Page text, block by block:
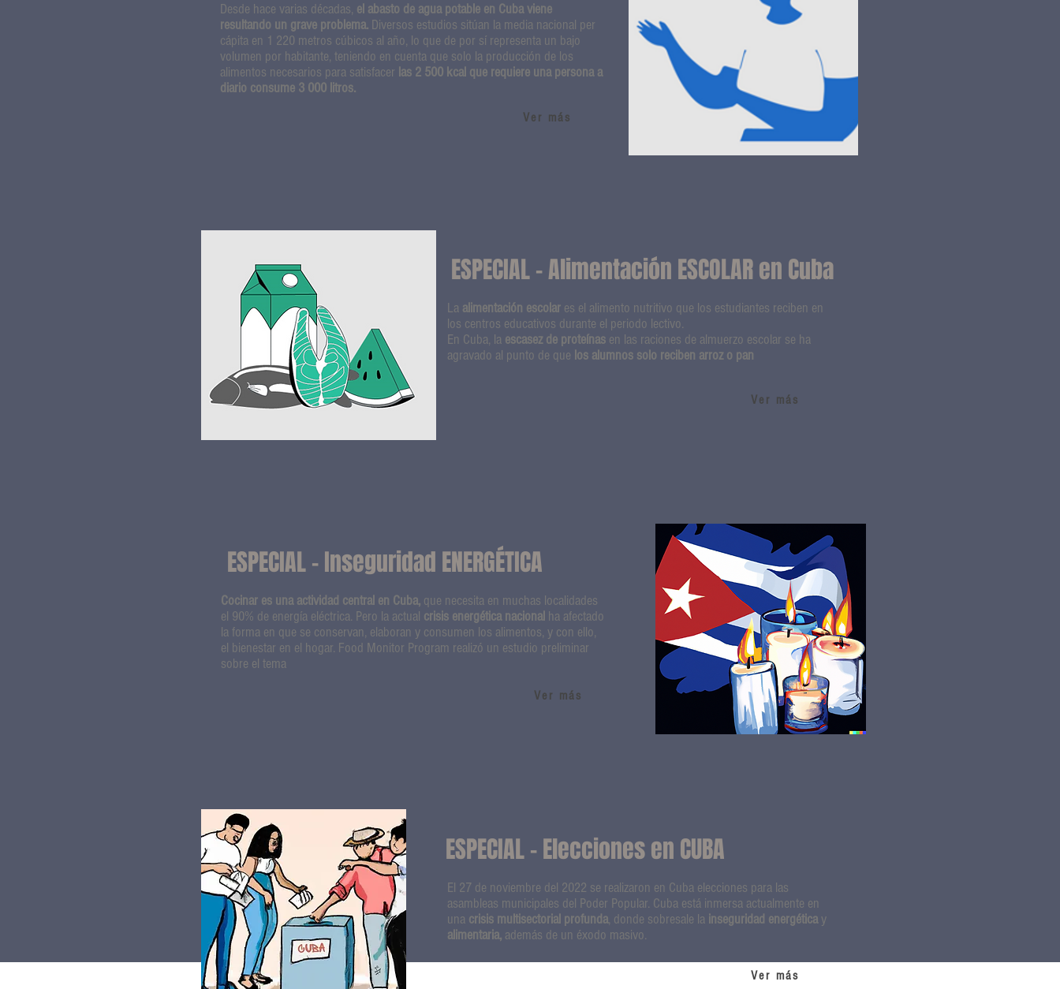
Desde hace varias décadas, el abasto de agua potable en Cuba viene
resultando un grave problema. Diversos estudios sitúan la media nacional per
cápita en 1 220 metros cúbicos al año, lo que de por sí representa un bajo
volumen por habitante, teniendo en cuenta que solo la producción de los
alimentos necesarios para satisfacer las 2 500 kcal que requiere una persona a
diario consume 3 000 litros.
Ver más
ESPECIAL - Alimentación ESCOLAR en Cuba
La alimentación escolar es el alimento nutritivo que los estudiantes reciben en
los centros educativos durante el periodo lectivo.
En Cuba, la escasez de proteínas en las raciones de almuerzo escolar se ha
agravado al punto de que los alumnos solo reciben arroz o pan
Ver más
ESPECIAL - Inseguridad ENERGÉTICA
Cocinar es una actividad central en Cuba, que necesita en muchas localidades
el 90% de energía eléctrica. Pero la actual crisis energética nacional ha afectado
la forma en que se conservan, elaboran y consumen los alimentos, y con ello,
el bienestar en el hogar. Food Monitor Program realizó un estudio preliminar
sobre el tema
Ver más
ESPECIAL - Elecciones en CUBA
El 27 de noviembre del 2022 se realizaron en Cuba elecciones para las
asambleas municipales del Poder Popular. Cuba está inmersa actualmente en
una crisis multisectorial profunda, donde sobresale la inseguridad energéticay
alimentaria, además de un éxodo masivo.
Ver más